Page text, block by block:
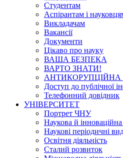
Студентам
Аспірантам і
Викладачам
Вакансії
Документи
Цікаво про науку
ВАША БЕЗПЕКА
ВАРТО ЗНАТИ!
АНТИКОРУПЦІЙНА
Доступ до публічної
Телефонний довідник
УНІВЕРСИТЕТ
Портрет ЧНУ
Наукова й інноваційна
Наукові періодичні
Освітня діяльність
Сталий розвиток